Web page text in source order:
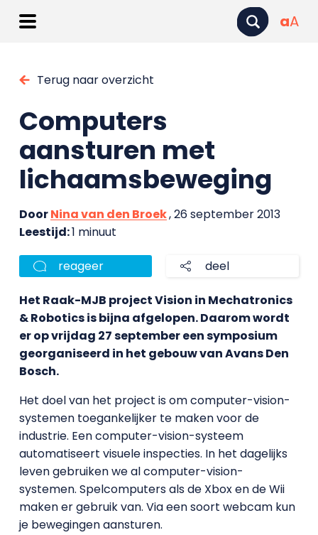
aA
Terug naar overzicht
Computers
aansturen met
lichaamsbeweging
DoorNina van den Broek, 26 september 2013
Leestijd:1 minuut
reageer deel
Het Raak-MJB project Vision in Mechatronics
& Robotics is bijna afgelopen. Daarom wordt
er op vrijdag 27 september een symposium
georganiseerd in het gebouw van Avans Den
Bosch.
Het doel van het project is om computer-vision-
systemen toegankelijker te maken voor de
industrie. Een computer-vision-systeem
automatiseert visuele inspecties. In het dagelijks
leven gebruiken we al computer-vision-
systemen. Spelcomputers als de Xbox en de Wii
maken er gebruik van. Via een soort webcam kun
je bewegingen aansturen.